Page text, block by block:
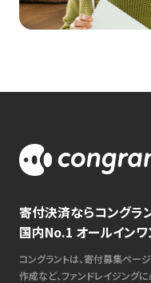
寄付決済ならコングラ
国内No.1 オールイン
コングラントは、寄付募集ペー
作成など、ファンドレイジング